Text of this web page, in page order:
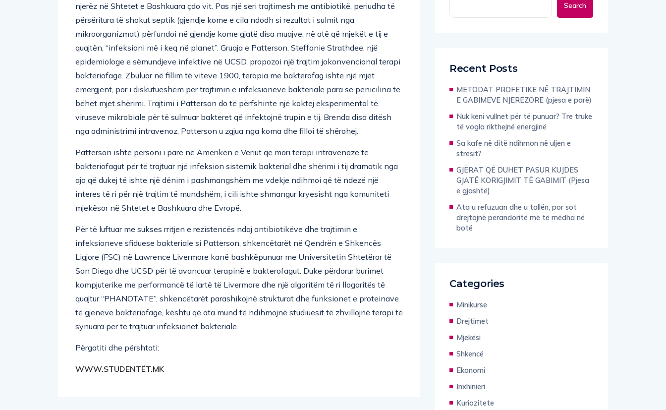
njerëz në Shtetet e Bashkuara çdo vit. Pas një seri trajtimesh me antibiotikë, periudha të
përsëritura të shokut septik (gjendje kome e cila ndodh si rezultat i sulmit nga
mikroorganizmat) përfundoi në gjendje kome gjatë disa muajve, në atë që mjekët e tij e
quajtën, “infeksioni më i keq në planet”. Gruaja e Patterson, Steffanie Strathdee, një
epidemiologe e sëmundjeve infektive në UCSD, propozoi një trajtim jokonvencional terapi
bakteriofage. Zbuluar në fillim të viteve 1900, terapia me bakterofag ishte një mjet
emergjent, por i diskutueshëm për trajtimin e infeksioneve bakteriale para se penicilina të
bëhet mjet shërimi. Trajtimi i Patterson do të përfshinte një koktej eksperimental të
viruseve mikrobiale për të sulmuar bakteret që infektojnë trupin e tij. Brenda disa ditësh
nga administrimi intravenoz, Patterson u zgjua nga koma dhe filloi të shërohej.
Patterson ishte personi i parë në Amerikën e Veriut që mori terapi intravenoze të
bakteriofagut për të trajtuar një infeksion sistemik bakterial dhe shërimi i tij dramatik nga
ajo që dukej të ishte një dënim i pashmangshëm me vdekje ndihmoi që të ndezë një
interes të ri për një trajtim të mundshëm, i cili ishte shmangur kryesisht nga komuniteti
mjekësor në Shtetet e Bashkuara dhe Evropë.
Për të luftuar me sukses rritjen e rezistencës ndaj antibiotikëve dhe trajtimin e
infeksioneve sfiduese bakteriale si Patterson, shkencëtarët në Qendrën e Shkencës
Ligjore (FSC) në Lawrence Livermore kanë bashkëpunuar me Universitetin Shtetëror të
San Diego dhe UCSD për të avancuar terapinë e bakterofagut. Duke përdorur burimet
kompjuterike me performancë të lartë të Livermore dhe një algoritëm të ri llogaritës të
quajtur “PHANOTATE”, shkencëtarët parashikojnë strukturat dhe funksionet e proteinave
të gjeneve bakteriofage, kështu që ata mund të ndihmojnë studiuesit të zhvillojnë terapi të
synuara për të trajtuar infeksionet bakteriale.
Përgatiti dhe përshtati:
WWW.STUDENTËT.MK
Search
Recent Posts
METODAT PROFETIKE NË TRAJTIMIN
E GABIMEVE NJERËZORE (pjesa e parë)
Nuk keni vullnet për të punuar? Tre truke
të vogla rikthejnë energjinë
Sa kafe në ditë ndihmon në uljen e
stresit?
GJËRAT QË DUHET PASUR KUJDES
GJATË KORIGJIMIT TË GABIMIT (Pjesa
e gjashtë)
Ata u refuzuan dhe u tallën, por sot
drejtojnë perandoritë më të mëdha në
botë
Categories
Minikurse
Drejtimet
Mjekësi
Shkencë
Ekonomi
Inxhinieri
Kuriozitete